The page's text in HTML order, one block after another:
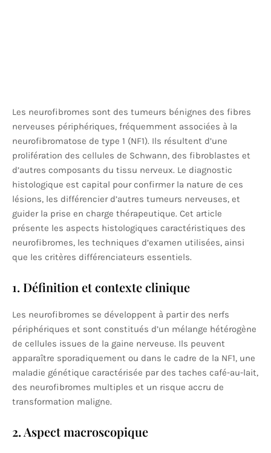
Les neurofibromes sont des tumeurs bénignes des fibres
nerveuses périphériques, fréquemment associées à la
neurofibromatose de type 1 (NF1). Ils résultent d’une
prolifération des cellules de Schwann, des fibroblastes et
d’autres composants du tissu nerveux. Le diagnostic
histologique est capital pour confirmer la nature de ces
lésions, les différencier d’autres tumeurs nerveuses, et
guider la prise en charge thérapeutique. Cet article
présente les aspects histologiques caractéristiques des
neurofibromes, les techniques d’examen utilisées, ainsi
que les critères différenciateurs essentiels.
1. Définition et contexte clinique
Les neurofibromes se développent à partir des nerfs
périphériques et sont constitués d’un mélange hétérogène
de cellules issues de la gaine nerveuse. Ils peuvent
apparaître sporadiquement ou dans le cadre de la NF1, une
maladie génétique caractérisée par des taches café-au-lait,
des neurofibromes multiples et un risque accru de
transformation maligne.
2. Aspect macroscopique